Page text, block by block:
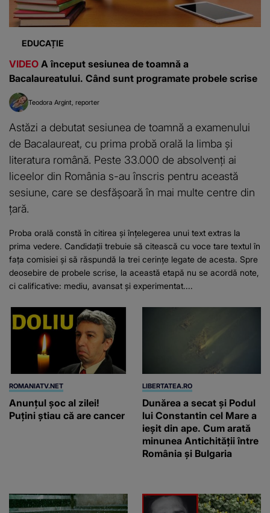
EDUCAȚIE
VIDEO A început sesiunea de toamnă a
Bacalaureatului. Când sunt programate probele scrise
Teodora Argint reporter
Astăzi a debutat sesiunea de toamnă a examenului
de Bacalaureat, cu prima probă orală la limba și
literatura română. Peste 33.000 de absolvenți ai
liceelor din România s-au înscris pentru această
sesiune, care se desfășoară în mai multe centre din
țară.
Proba orală constă în citirea și înțelegerea unui text extras la
prima vedere. Candidații trebuie să citească cu voce tare textul în
fața comisiei și să răspundă la trei cerințe legate de acesta. Spre
deosebire de probele scrise, la această etapă nu se acordă note,
ci calificative: mediu, avansat și experimentat....
ROMANIATV.NET
Anunţul şoc al zilei!
Puţini ştiau că are cancer
LIBERTATEA.RO
Dunărea a secat și Podul
lui Constantin cel Mare a
ieșit din ape. Cum arată
minunea Antichității între
România și Bulgaria